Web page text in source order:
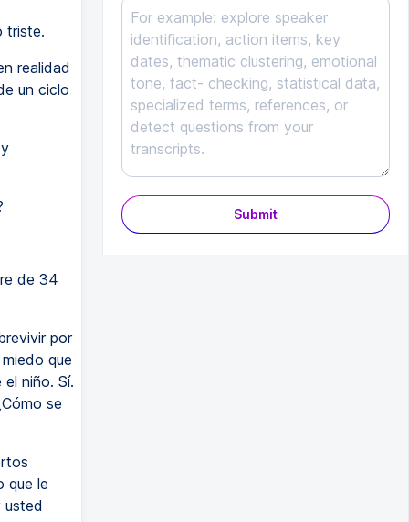
triste.
realidad
un ciclo
de 34
por
que
niño. Sí.
se
que le
usted
Submit